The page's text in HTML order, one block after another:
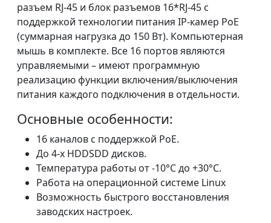
разъем RJ-45 и блок разъемов 16*RJ-45 с
поддержкой технологии питания IP-камер PoE
(суммарная нагрузка до 150 Вт). Компьютерная
мышь в комплекте. Все 16 портов являются
управляемыми – имеют программную
реализацию функции включения/выключения
питания каждого подключения в отдельности.
Основные особенности:
16 каналов с поддержкой PoE.
До 4-х HDDSDD дисков.
Температура работы от -10°C до +30°C.
Работа на операционной системе Linux
Возможность быстрого восстановления
заводских настроек.